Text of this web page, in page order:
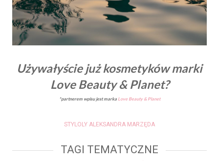
Używałyście już kosmetyków marki
Love Beauty & Planet?
*partnerem wpisu jest marka Love Beauty & Planet
STYLOLY ALEKSANDRA MARZĘDA
TAGI TEMATYCZNE